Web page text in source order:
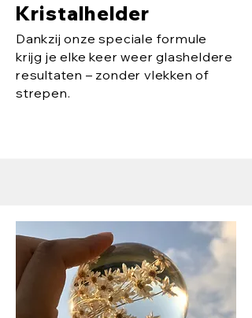
Kristalhelder
Dankzij onze speciale formule
krijg je elke keer weer glasheldere
resultaten – zonder vlekken of
strepen.